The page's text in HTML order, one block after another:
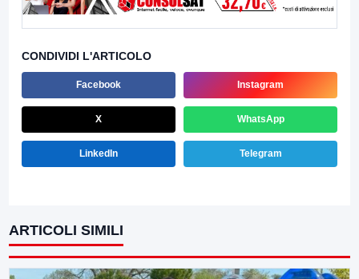
CONDIVIDI L'ARTICOLO
Facebook Instagram
X WhatsApp
LinkedIn Telegram
ARTICOLI SIMILI